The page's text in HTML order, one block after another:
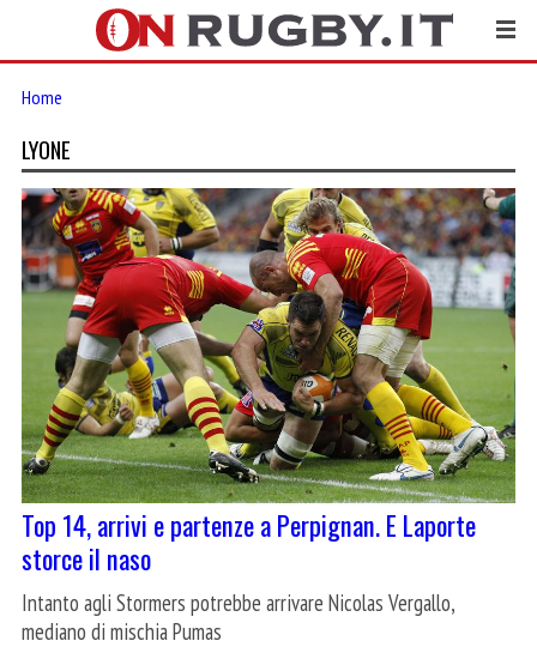
Home
LYONE
Top 14, arrivi e partenze a Perpignan. E Laporte
storce il naso
Intanto agli Stormers potrebbe arrivare Nicolas Vergallo,
mediano di mischia Pumas